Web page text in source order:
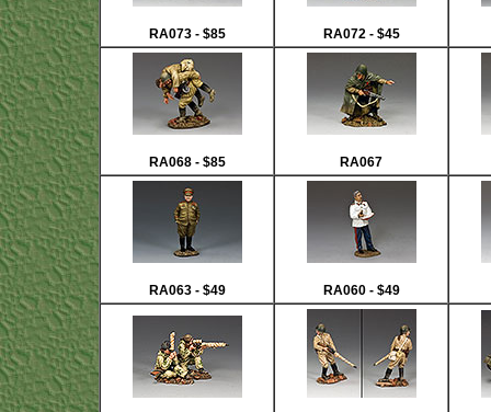
RA073 - $85 RA072 - $45
RA068 - $85 RA067
RA063 - $49 RA060 - $49